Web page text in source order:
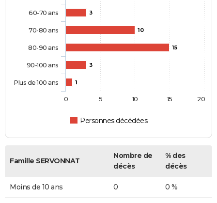
3
10
15
3
1
Personnes décédées
60-70 ans
70-80 ans
80-90 ans
90-100 ans
Plus de 100 ans
0 5 10 15 20
Famille SERVONNAT
Nombre de
décès
% des
décès
Moins de 10 ans 0 0 %